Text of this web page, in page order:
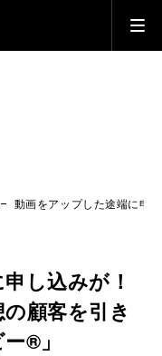
動画をアップした途端に申
し込みが！
顧客を引き
®」